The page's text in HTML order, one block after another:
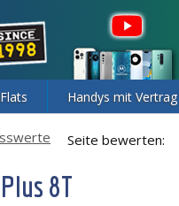
Handys mit Vertrag
Seite bewerten:
8T